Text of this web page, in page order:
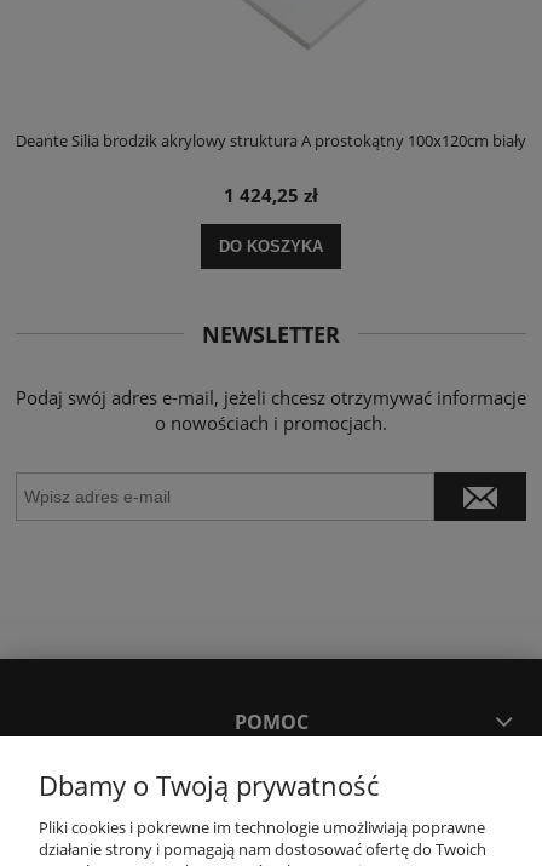
Deante Silia brodzik akrylowy struktura A prostokątny 100x120cm biały
1 424,25 zł
DO KOSZYKA
NEWSLETTER
Podaj swój adres e-mail, jeżeli chcesz otrzymywać informacje
o nowościach i promocjach.
POMOC
MOJE KONTO
Dbamy o Twoją prywatność
Pliki cookies i pokrewne im technologie umożliwiają poprawne
działanie strony i pomagają nam dostosować ofertę do Twoich